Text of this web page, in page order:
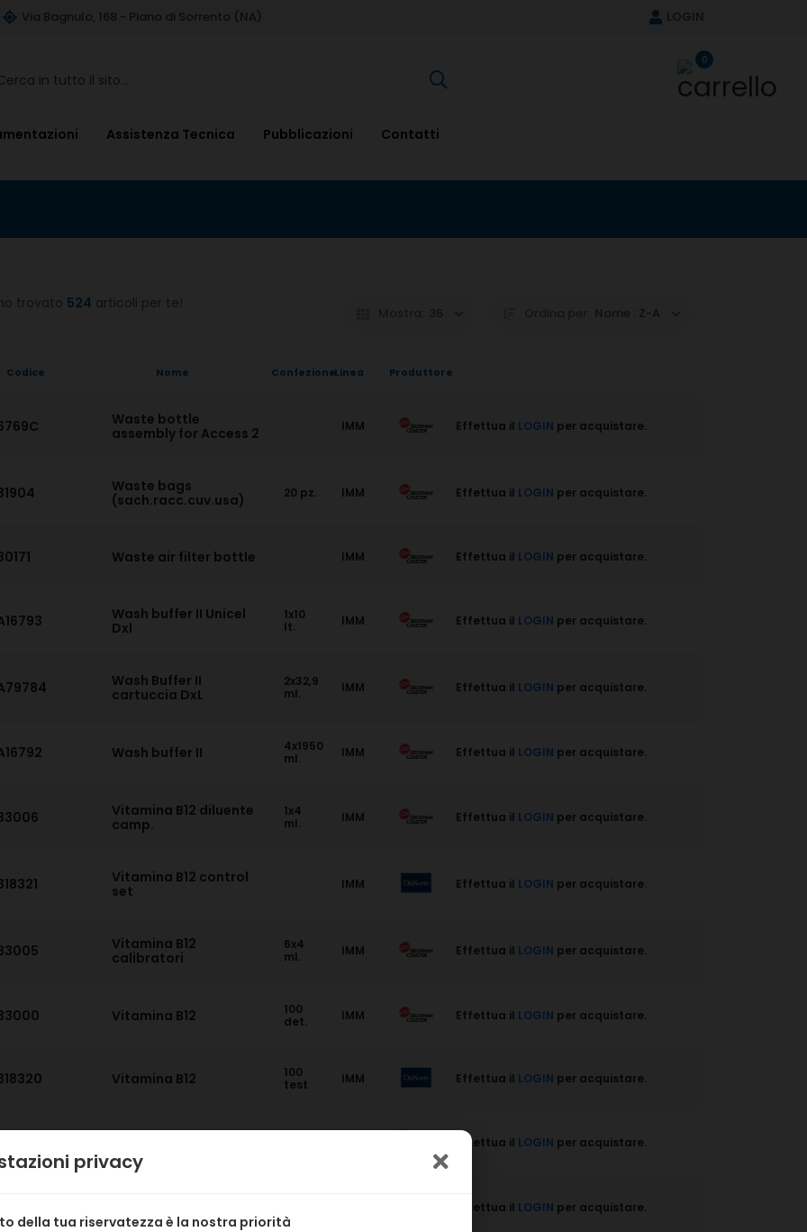
Via Bagnulo, 168 - Piano di Sorrento (NA) LOGIN
0
Assistenza Tecnica Pubblicazioni Contatti
trovato 524 articoli per te!
36 Nome : Z-A
Codice Nome ConfezioneLinea Produttore
Waste bottle
assembly for Access 2
IMM Effettua il LOGIN per acquistare.
Waste bags
(sach.racc.cuv.usa)
20 pz. IMM Effettua il LOGIN per acquistare.
Waste air filter bottle IMM Effettua il LOGIN per acquistare.
Wash buffer II Unicel
Dxl
1x10
lt.
IMM Effettua il LOGIN per acquistare.
Wash Buffer II
cartuccia DxL
2x32,9
ml.
IMM Effettua il LOGIN per acquistare.
Wash buffer II
4x1950
ml.
IMM Effettua il LOGIN per acquistare.
Vitamina B12 diluente
camp.
1x4
ml.
IMM Effettua il LOGIN per acquistare.
Vitamina B12 control
set
IMM Effettua il LOGIN per acquistare.
Vitamina B12
calibratori
6x4
ml.
IMM Effettua il LOGIN per acquistare.
Vitamina B12
100
det.
IMM Effettua il LOGIN per acquistare.
Vitamina B12
100
test
IMM Effettua il LOGIN per acquistare.
Effettua il LOGIN per acquistare.
det
Effettua il LOGIN per acquistare.
privacy
della tua riservatezza è la nostra priorità